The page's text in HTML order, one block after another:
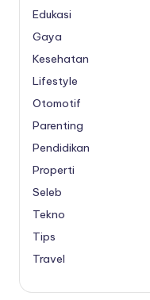
Edukasi
Gaya
Kesehatan
Lifestyle
Otomotif
Parenting
Pendidikan
Properti
Seleb
Tekno
Tips
Travel